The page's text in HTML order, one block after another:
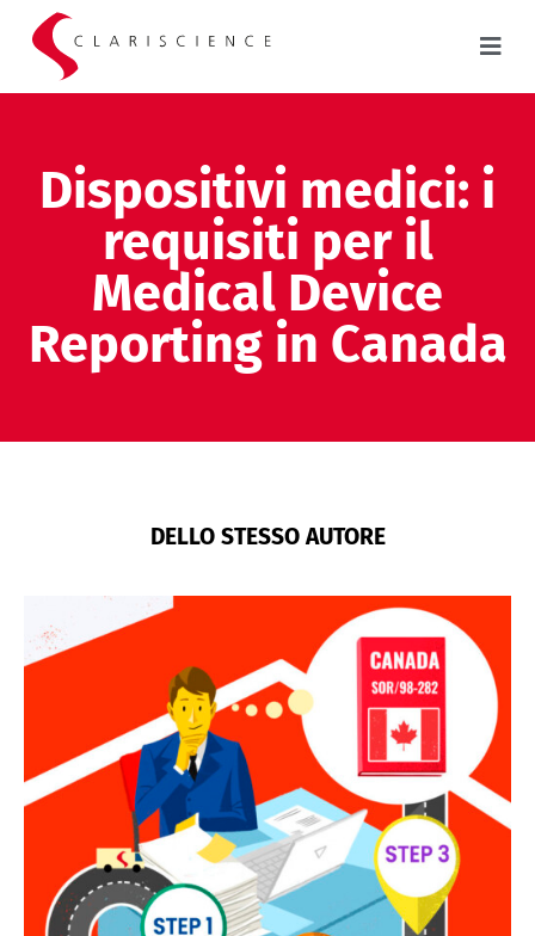
Dispositivi medici: i
requisiti per il
Medical Device
Reporting in Canada
DELLO STESSO AUTORE